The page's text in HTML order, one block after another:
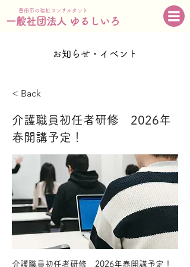
一般社団法人 ゆるしいろ
豊田市の福祉コンサルタント
お知らせ・イベント
< Back
介護職員初任者研修 2026年
春開講予定！
介護職員初任者研修 2026年春開講予定！